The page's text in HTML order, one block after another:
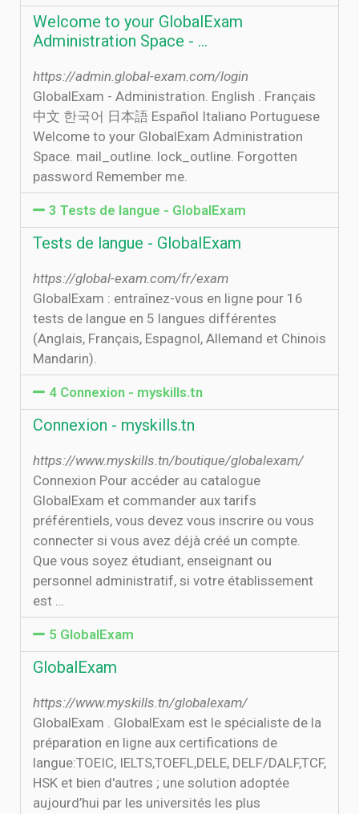
Welcome to your GlobalExam
Administration Space - …
https://admin.global-exam.com/login
GlobalExam - Administration. English . Français
中文 한국어 日本語 Español Italiano Portuguese
Welcome to your GlobalExam Administration
Space. mail_outline. lock_outline. Forgotten
password Remember me.
3 Tests de langue - GlobalExam
Tests de langue - GlobalExam
https://global-exam.com/fr/exam
GlobalExam : entraînez-vous en ligne pour 16
tests de langue en 5 langues différentes
(Anglais, Français, Espagnol, Allemand et Chinois
Mandarin).
4 Connexion - myskills.tn
Connexion - myskills.tn
https://www.myskills.tn/boutique/globalexam/
Connexion Pour accéder au catalogue
GlobalExam et commander aux tarifs
préférentiels, vous devez vous inscrire ou vous
connecter si vous avez déjà créé un compte.
Que vous soyez étudiant, enseignant ou
personnel administratif, si votre établissement
est …
5 GlobalExam
GlobalExam
https://www.myskills.tn/globalexam/
GlobalExam . GlobalExam est le spécialiste de la
préparation en ligne aux certifications de
langue:TOEIC, IELTS,TOEFL,DELE, DELF/DALF,TCF,
HSK et bien d'autres ; une solution adoptée
aujourd’hui par les universités les plus